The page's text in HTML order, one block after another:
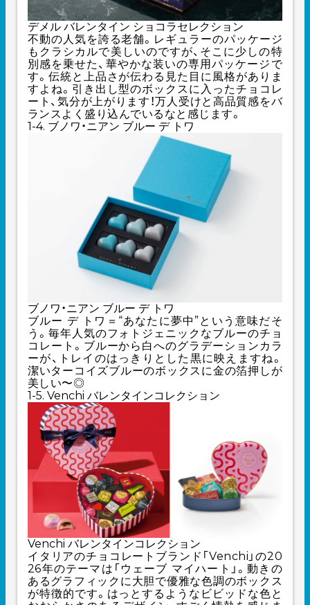
デメル バレンタイン ショコラセレクション
不動の人気を誇る老舗。レギュラーのパッケージ
もクラシカルで美しいのですが、そこに少しの特
別感を乗せた、華やかな装いの専用パッケージで
す。伝統と上品さが伝わる見た目に風格がありま
すよね。引き出し型のボックスに入ったチョコレ
ート、気分が上がります！万人受けと高品質感をバ
ランスよく盛り込んでいるなと感じます。
1-4. ブノワ・ニアン ブルー デ トワ
ブノワ・ニアン ブルー デ トワ
ブルー デ トワ＝“あなたに夢中”という意味だそ
う。毎年人気のフォトジェニックなブルーのチョ
コレート。ブルーから白へのグラデーションカラ
ーが、トレイのはっきりとした黒に映えますね。
潔いターコイズブルーのボックスに金の箔押しが
美しい〜◎
1-5. Venchi バレンタインコレクション
Venchi バレンタインコレクション
イタリアのチョコレートブランド「Venchi」の20
26年のテーマは「ウェーブ マイハート」。動きの
あるグラフィックに大胆で優雅な色調のボックス
が特徴的です。はっとするようなビビッドな色と